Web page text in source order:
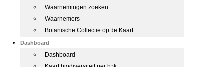
Waarnemingen zoeken
Waarnemers
Botanische Collectie op de Kaart
Dashboard
Dashboard